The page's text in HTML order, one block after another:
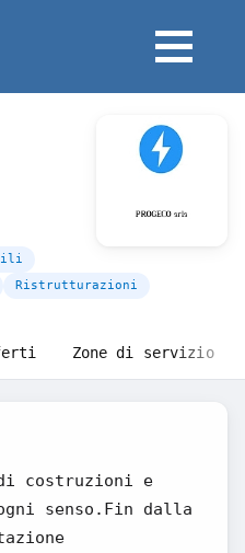
Ristrutturazioni
Zone di servizio
costruzioni e
senso.Fin dalla